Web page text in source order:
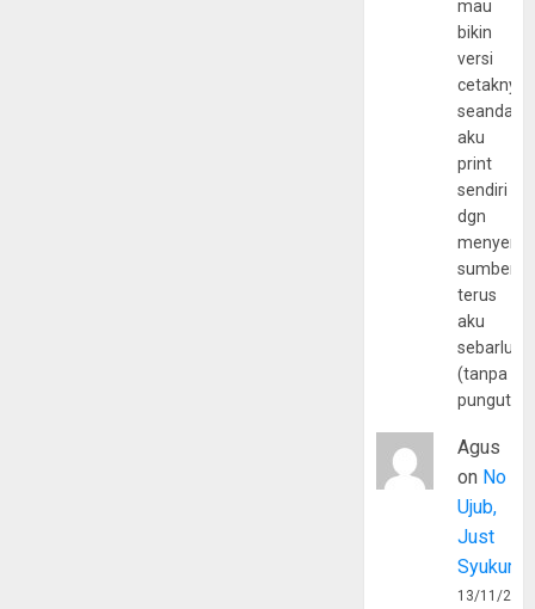
mau
bikin
versi
cetaknya
aku
print
sendiri
dgn
sumber
terus
aku
(tanpa
Agus
on No
Ujub,
Just
Syukur
13/11/